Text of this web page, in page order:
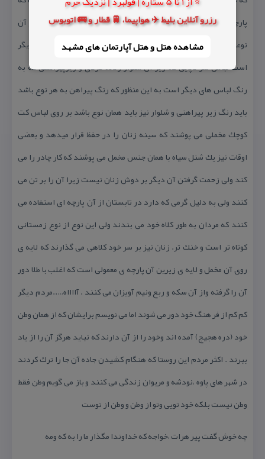
رزرو آنلاین بلیط ✈️ هواپیما، 🚆 قطار و 🚌 اتوبوس
مشاهده هتل و هتل‌ آپارتمان های مشهد
پارچه می گذارند از پلاستیك استفاده می كنند كه زیبایی آن كمتر از آن
نوعی است كه با پارچه می سازند لباس زنان نیز سوا از لباس های دیگر
است لباس سر تاپایی كه زیر آن شلوار زنانه كردی و زیرپیراهنی كه به
رنگ لباس های دیگر است به این منظور كه رنگ پیراهن به هر نوع باشد
باید رنگ زیر پیراهنی و شلوار نیز باید همان نوع باشد بر روی لباس كت
كوچك مخملی می پوشند كه سینه زنان را در حفظ قرار میدهد و بعضی
اوقات نیز یك شنل سیاه با همان جنس مخمل می پوشند كه كار چادر را می
كند ولی زحمت گرفتن آن دیگر بر دوش زنان نیست زیرا آن را بر تن می
كنند ولی به دلیل گرمی كه دارد در تابستان از آن پارچه ای استفاده می
كنند كه مردان به طور كلاه خود می بندند ولی این نوع از نوع زمستانی
كوتاه تر است و خنك تر. زنان نیز بر سر خود كلاهی می گذارند كه لایه ی
روی آن مخمل و لایه ی زیرین آن پارچه ی معمولی است كه اغلب با طلا دور
آن را گرفته واز آن سكه و ربع ونیم آویزان می كنند . آااااه…..مردم دیگر
كم كم از فر هنگ خود دور می شوند اما می نویسم برایشان كه از همان وطن
خود (دره هجیج) آمده اند وخود را از آن دارند كه نباید هرگز آن را از یاد
ببرند . اكثر مردم این روستا كه هنگام كشیدن جاده آن جا را ترك كردند
در شهر های پاوه ،نودشه و مریوان زندگی می كنند و باز می گویم وطن فقط
وطن نیست بلكه خود تویی وتو از وطن و وطن از توست
چه خوش گفت پیر هرات ،خواجه كه خداوندا مگذار ما را به كه ومه